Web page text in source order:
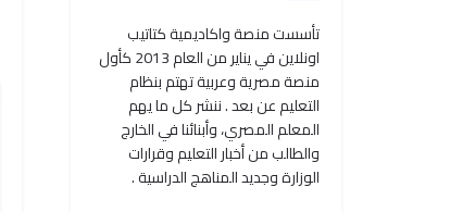
تأسست منصة واكاديمية كتاتيب
اونلاين في يناير من العام 2013 كأول
منصة مصرية وعربية تهتم بنظام
التعليم عن بعد . ننشر كل ما يهم
المعلم المصري، وأبنائنا في الخارج
والطالب من أخبار التعليم وقرارات
الوزارة وجديد المناهج الدراسية .